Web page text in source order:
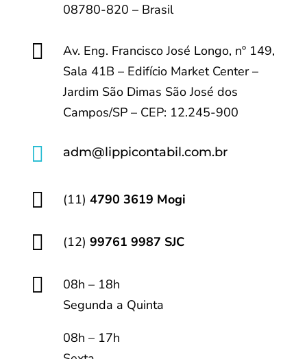
08780-820 – Brasil

Av. Eng. Francisco José Longo, nº 149,
Sala 41B – Edifício Market Center –
Jardim São Dimas São José dos
Campos/SP – CEP: 12.245-900
 adm@lippicontabil.com.br
 (11) 4790 3619 Mogi
 (12) 99761 9987 SJC

08h – 18h
Segunda a Quinta
08h – 17h